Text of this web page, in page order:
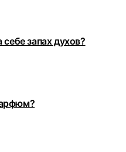
запах духов?